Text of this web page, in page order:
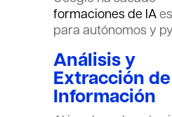
formaciones de IA
para autónomos y
Análisis y
Extracción de
Información